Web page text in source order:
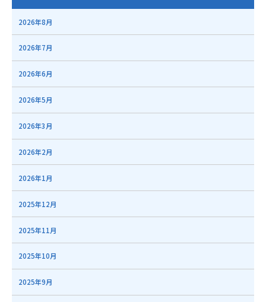
2026年8月
2026年7月
2026年6月
2026年5月
2026年3月
2026年2月
2026年1月
2025年12月
2025年11月
2025年10月
2025年9月